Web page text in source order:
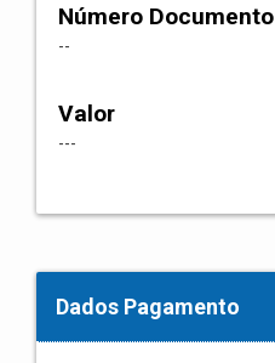
Número Documento
--
Valor
---
Dados Pagamento